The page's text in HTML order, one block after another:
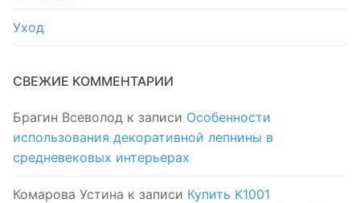
Уход
СВЕЖИЕ КОММЕНТАРИИ
Брагин Всеволод к записи Особенности
использования декоративной лепнины в
средневековых интерьерах
Комарова Устина к записи Купить K1001